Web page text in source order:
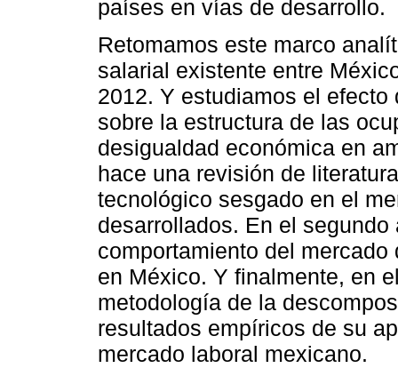
países en vías de desarrollo.
Retomamos este marco
salarial existente entre
2012. Y estudiamos el
sobre la estructura de las
desigualdad económica en
hace una revisión de
tecnológico sesgado en el
desarrollados. En el
comportamiento del
en México. Y finalmente, en
metodología de la
resultados empíricos de su
mercado laboral mexicano.